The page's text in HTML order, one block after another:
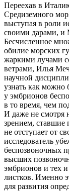
Переехав в
Средиземного
выступая в роли
своими дарами, и
Бесчисленное
обилие морских
жаркими лучами
ветрами, Илья
научной
узнать как можно
у эмбрионов
в то время, чем
И даже не смотря
зрением, ставшие
не отступает от
исследователь
беспозвоночных
высших
эмбрионов и тех
листков. Именно
для развития